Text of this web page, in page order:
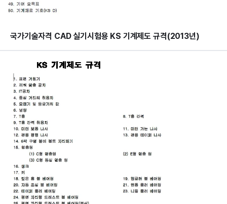
국가기술자격 CAD 실기시험용 KS 기계제도 규격(2013년)